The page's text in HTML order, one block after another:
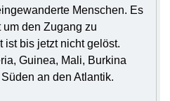
Menschen. Es
den Zugang zu
ist bis jetzt nicht gelöst.
Guinea, Mali, Burkina
an den Atlantik.